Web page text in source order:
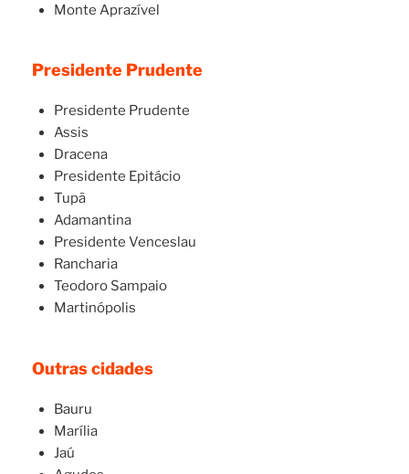
Monte Aprazível
Presidente Prudente
Presidente Prudente
Assis
Dracena
Presidente Epitácio
Tupã
Adamantina
Presidente Venceslau
Rancharia
Teodoro Sampaio
Martinópolis
Outras cidades
Bauru
Marília
Jaú